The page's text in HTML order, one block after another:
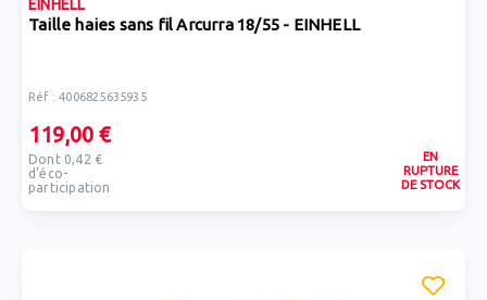
EINHELL
Taille haies sans fil Arcurra 18/55 - EINHELL
Réf : 4006825635935
119,00 €
Dont 0,42 €
d'éco-
participation
EN
RUPTURE
DE STOCK